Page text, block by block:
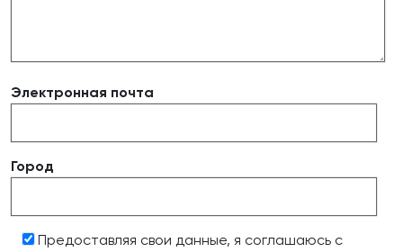
Электронная почта
Город
Предоставляя свои данные, я соглашаюсь с